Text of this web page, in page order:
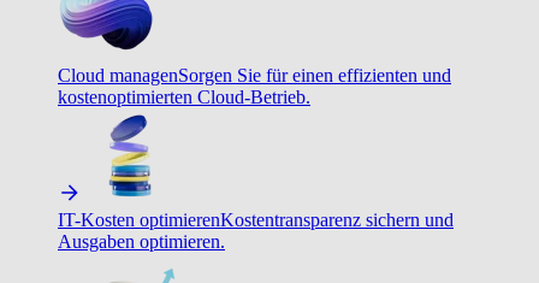
Cloud managenSorgen Sie für einen effizienten und
kostenoptimierten Cloud-Betrieb.
IT-Kosten optimierenKostentransparenz sichern und
Ausgaben optimieren.